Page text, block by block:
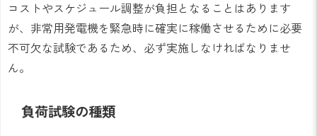
コストやスケジュール調整が負担となることはあります
が、非常用発電機を緊急時に確実に稼働させるために必要
不可欠な試験であるため、必ず実施しなければなりませ
ん。
負荷試験の種類